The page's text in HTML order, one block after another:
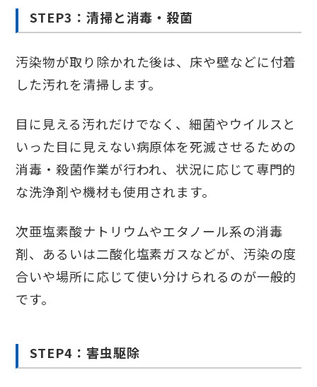
STEP3：清掃と消毒・殺菌
汚染物が取り除かれた後は、床や壁などに付着
した汚れを清掃します。
目に見える汚れだけでなく、細菌やウイルスと
いった目に見えない病原体を死滅させるための
消毒・殺菌作業が行われ、状況に応じて専門的
な洗浄剤や機材も使用されます。
次亜塩素酸ナトリウムやエタノール系の消毒
剤、あるいは二酸化塩素ガスなどが、汚染の度
合いや場所に応じて使い分けられるのが一般的
です。
STEP4：害虫駆除